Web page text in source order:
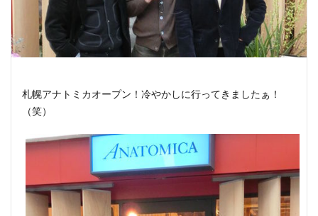
札幌アナトミカオープン！冷やかしに行ってきましたぁ！
（笑）